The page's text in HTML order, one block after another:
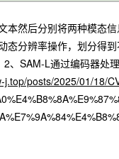
本然后分别将两种模态
态分辨率操作，划分得
、SAM-L通过编码器处
j.top/posts/2025/01/18/